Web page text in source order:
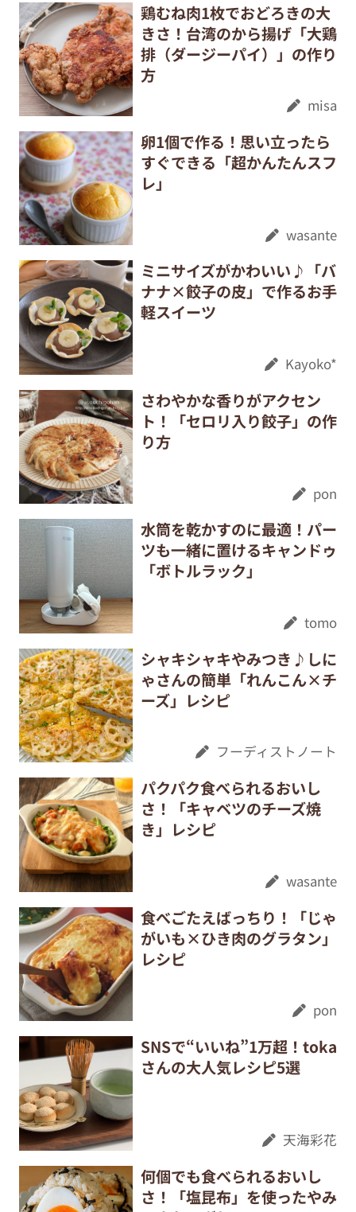
鶏むね肉1枚でおどろきの大
きさ！台湾のから揚げ「大鶏
排（ダージーパイ）」の作り
方
misa
卵1個で作る！思い立ったら
すぐできる「超かんたんスフ
レ」
wasante
ミニサイズがかわいい♪「バ
ナナ×餃子の皮」で作るお手
軽スイーツ
Kayoko*
さわやかな香りがアクセン
ト！「セロリ入り餃子」の作
り方
pon
水筒を乾かすのに最適！パー
ツも一緒に置けるキャンドゥ
「ボトルラック」
tomo
シャキシャキやみつき♪しに
ゃさんの簡単「れんこん×チ
ーズ」レシピ
フーディストノート
パクパク食べられるおいし
さ！「キャベツのチーズ焼
き」レシピ
wasante
食べごたえばっちり！「じゃ
がいも×ひき肉のグラタン」
レシピ
pon
SNSで“いいね”1万超！toka
さんの大人気レシピ5選
天海彩花
何個でも食べられるおいし
さ！「塩昆布」を使ったやみ